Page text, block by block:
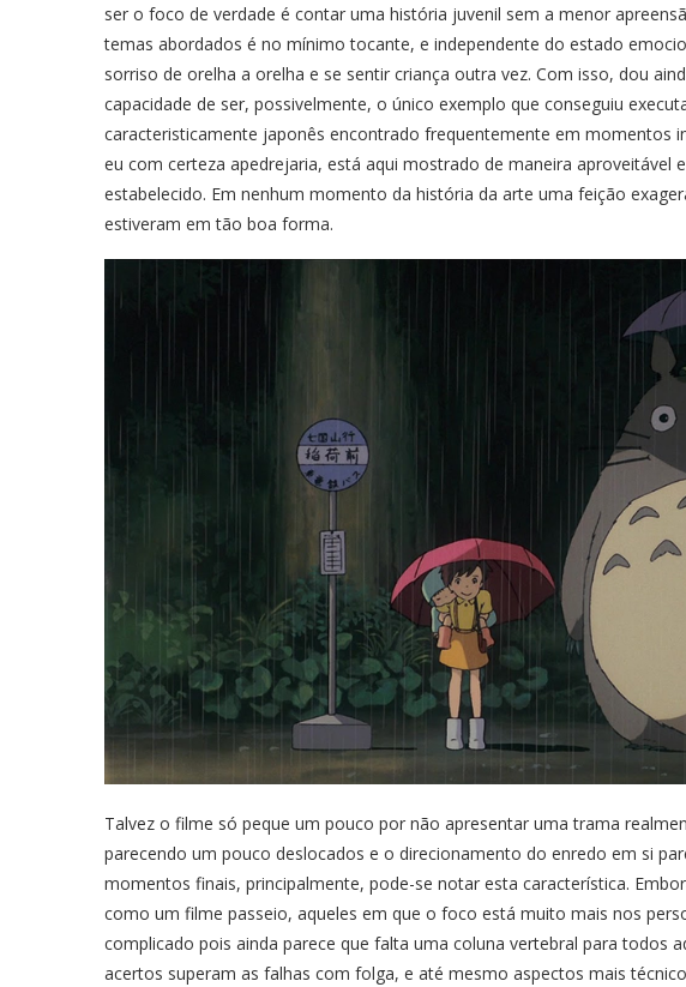
ser o foco de verdade é contar uma história juvenil sem a menor
temas abordados é no mínimo tocante, e independente do estado
sorriso de orelha a orelha e se sentir criança outra vez. Com isso, dou
capacidade de ser, possivelmente, o único exemplo que conseguiu
caracteristicamente japonês encontrado frequentemente em momentos
eu com certeza apedrejaria, está aqui mostrado de maneira aproveitável
estabelecido. Em nenhum momento da história da arte uma feição
estiveram em tão boa forma.
Talvez o filme só peque um pouco por não apresentar uma trama
parecendo um pouco deslocados e o direcionamento do enredo em si
momentos finais, principalmente, pode-se notar esta característica.
como um filme passeio, aqueles em que o foco está muito mais nos
complicado pois ainda parece que falta uma coluna vertebral para todos
acertos superam as falhas com folga, e até mesmo aspectos mais